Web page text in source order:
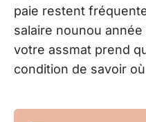
paie restent
salaire nounou
votre assmat prend
condition de savoir